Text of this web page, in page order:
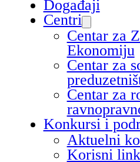
Događaji
Centri
Centar za
Ekonomiju
Centar za
Centar za
Konkursi i
Aktuelni
Korisni